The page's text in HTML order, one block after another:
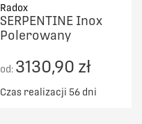
Radox
SERPENTINE Inox
Polerowany
od: 3130,90 zł
Czas realizacji 56 dni